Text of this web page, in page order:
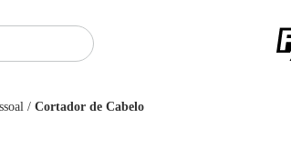
/ Cortador de Cabelo